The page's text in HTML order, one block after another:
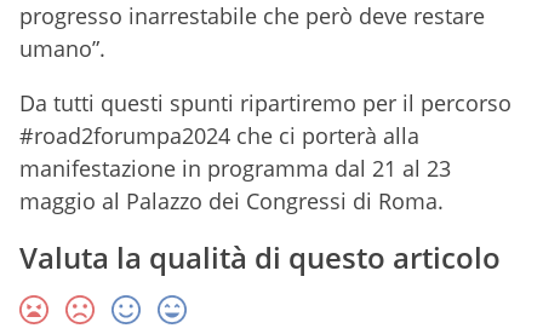
progresso inarrestabile che però deve restare
umano”.
Da tutti questi spunti ripartiremo per il percorso
#road2forumpa2024 che ci porterà alla
manifestazione in programma dal 21 al 23
maggio al Palazzo dei Congressi di Roma.
Valuta la qualità di questo articolo